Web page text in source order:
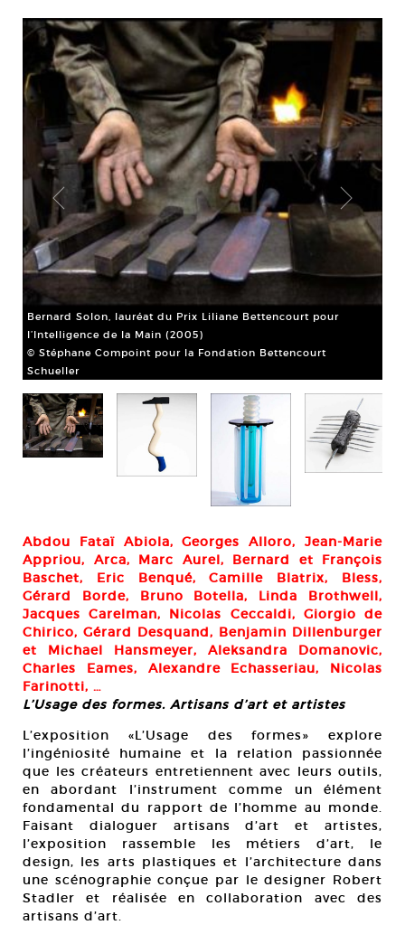
Bernard Solon, lauréat du Prix Liliane Bettencourt pour
l’Intelligence de la Main (2005)
© Stéphane Compoint pour la Fondation Bettencourt
Schueller
Abdou Fataï Abiola, Georges Alloro, Jean-Marie
Appriou, Arca, Marc Aurel, Bernard et François
Baschet, Eric Benqué, Camille Blatrix, Bless,
Gérard Borde, Bruno Botella, Linda Brothwell,
Jacques Carelman, Nicolas Ceccaldi, Giorgio de
Chirico, Gérard Desquand, Benjamin Dillenburger
et Michael Hansmeyer, Aleksandra Domanovic,
Charles Eames, Alexandre Echasseriau, Nicolas
Farinotti, …
L’Usage des formes. Artisans d’art et artistes
L’exposition «L’Usage des formes» explore
l’ingéniosité humaine et la relation passionnée
que les créateurs entretiennent avec leurs outils,
en abordant l’instrument comme un élément
fondamental du rapport de l’homme au monde.
Faisant dialoguer artisans d’art et artistes,
l’exposition rassemble les métiers d’art, le
design, les arts plastiques et l’architecture dans
une scénographie conçue par le designer Robert
Stadler et réalisée en collaboration avec des
artisans d’art.